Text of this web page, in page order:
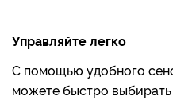
Управляйте легко
С помощью удобного
можете быстро